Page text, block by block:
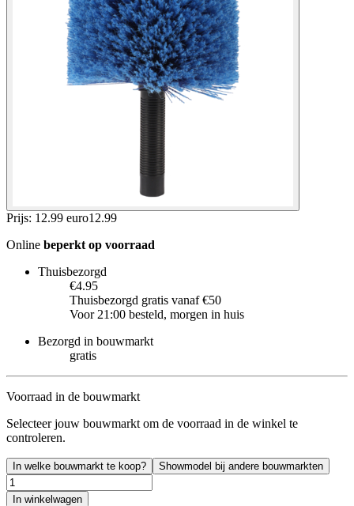
Prijs: 12.99 euro12.99
Online beperkt op voorraad
Thuisbezorgd
€4.95
Thuisbezorgd gratis vanaf €50
Voor 21:00 besteld, morgen in huis
Bezorgd in bouwmarkt
gratis
Voorraad in de bouwmarkt
Selecteer jouw bouwmarkt om de voorraad in de winkel te
controleren.
In welke bouwmarkt te koop? Showmodel bij andere bouwmarkten
In winkelwagen